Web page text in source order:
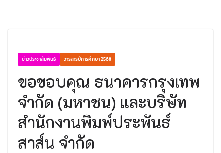
ข่าวประชาสัมพันธ์ วารสารปีการศึกษา 2568
ขอขอบคุณ ธนาคารกรุงเทพ
จำกัด (มหาชน) และบริษัท
สำนักงานพิมพ์ประพันธ์
สาส์น จำกัด